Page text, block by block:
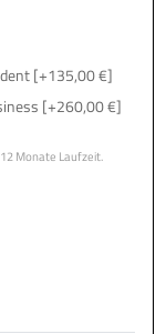
[+135,00 €]
[+260,00 €]
Monate Laufzeit.